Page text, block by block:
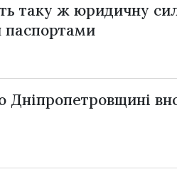
таку ж юридичну
паспортами
Дніпропетровщині